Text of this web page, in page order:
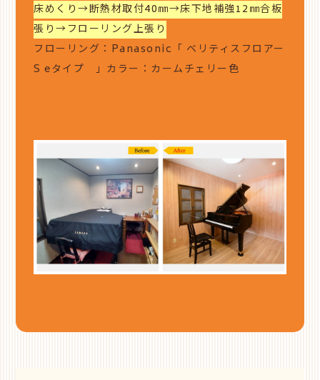
床めくり→断熱材取付40㎜→床下地補強12㎜合板
張り→フローリング上張り
フローリング：Panasonic「 ベリティスフロアー
S eタイプ 」カラー：カームチェリー色